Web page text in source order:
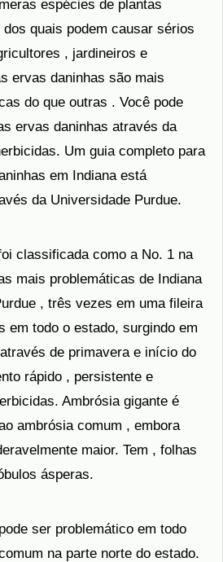
espécies de plantas
quais podem causar sérios
, jardineiros e
ervas daninhas são mais
do que outras . Você pode
ervas daninhas através da
Um guia completo para
em Indiana está
da Universidade Purdue.
classificada como a No. 1 na
mais problemáticas de Indiana
, três vezes em uma fileira
em todo o estado, surgindo em
de primavera e início do
rápido , persistente e
Ambrósia gigante é
ambrósia comum , embora
maior. Tem , folhas
ásperas.
ser problemático em todo
na parte norte do estado.